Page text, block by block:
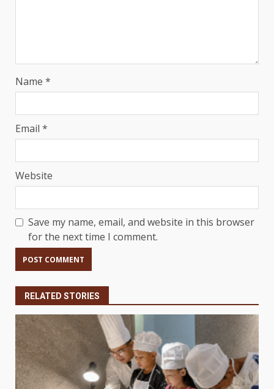
Name *
Email *
Website
Save my name, email, and website in this browser
for the next time I comment.
RELATED STORIES